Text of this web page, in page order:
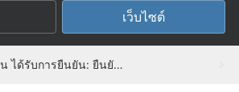
เว็บไซต์
Barclays ญี่ปุ่น ได้รับการยืนยัน: ยืนยันสำนักงานปฏิบัติการแล้ว